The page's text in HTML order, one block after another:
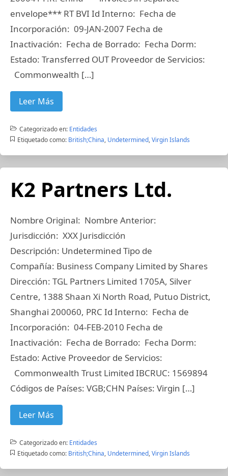
envelope*** RT BVI Id Interno: Fecha de
Incorporación: 09-JAN-2007 Fecha de
Inactivación: Fecha de Borrado: Fecha Dorm:
Estado: Transferred OUT Proveedor de Servicios:
Commonwealth […]
Leer Más
Categorizado en: Entidades
Etiquetado como: British;China, Undetermined,Virgin Islands
K2 Partners Ltd.
Nombre Original: Nombre Anterior:
Jurisdicción: XXX Jurisdicción
Descripción: Undetermined Tipo de
Compañía: Business Company Limited by Shares
Dirección: TGL Partners Limited 1705A, Silver
Centre, 1388 Shaan Xi North Road, Putuo District,
Shanghai 200060, PRC Id Interno: Fecha de
Incorporación: 04-FEB-2010 Fecha de
Inactivación: Fecha de Borrado: Fecha Dorm:
Estado: Active Proveedor de Servicios:
Commonwealth Trust Limited IBCRUC: 1569894
Códigos de Países: VGB;CHN Países: Virgin […]
Leer Más
Categorizado en: Entidades
Etiquetado como: British;China, Undetermined,Virgin Islands